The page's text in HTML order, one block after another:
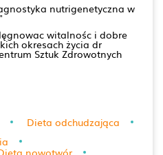
nutrigenetyczna w
witalnośc i dobre
okresach życia dr
Sztuk Zdrowotnych
Dieta odchudzająca
nowotwór